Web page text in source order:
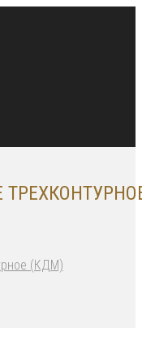
(КДМ)